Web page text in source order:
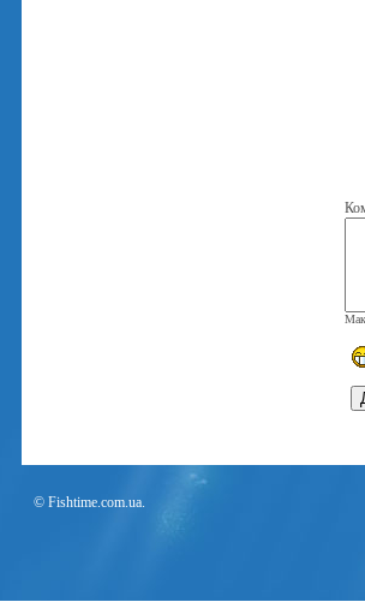
© Fishtime.com.ua.